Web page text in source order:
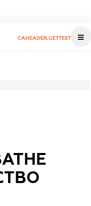
CAHEADER.GETTEST